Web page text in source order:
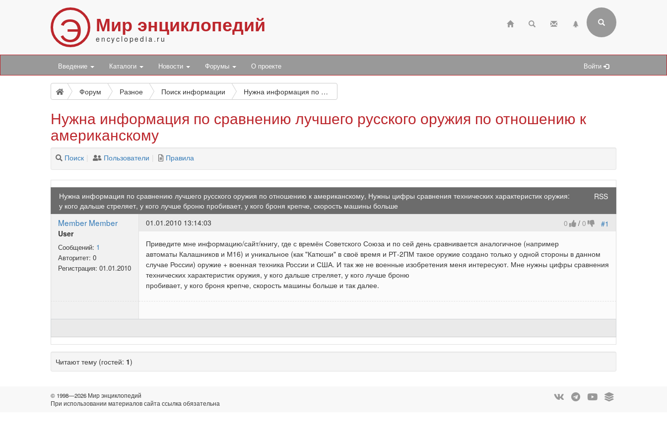
Э Мир энциклопедий
encyclopedia.ru
Введение Каталоги Новости Форумы О проекте Войти
Форум Разное Поиск информации Нужна информация по сравнению лучшего русского оружия по отношению к американскому
Нужна информация по сравнению лучшего русского оружия по отношению к
американскому
Поиск Пользователи Правила
RSS
Нужна информация по сравнению лучшего русского оружия по отношению к американскому, Нужны цифры сравнения технических характеристик оружия:
у кого дальше стреляет, у кого лучше броню пробивает, у кого броня крепче, скорость машины больше
Member Member
User
Сообщений: 1
Авторитет: 0
Регистрация: 01.01.2010
#1
0 / 0
01.01.2010 13:14:03
Приведите мне информацию/сайт/книгу, где с времён Советского Союза и по сей день сравнивается аналогичное (например
автоматы Калашников и М16) и уникальное (как "Катюши" в своё время и РТ-2ПМ такое оружие создано только у одной стороны в данном
случае России) оружие + военная техника России и США. И так же не военные изобретения меня интересуют. Мне нужны цифры сравнения
технических характеристик оружия, у кого дальше стреляет, у кого лучше броню
пробивает, у кого броня крепче, скорость машины больше и так далее.
Читают тему (гостей: 1)
© 1998—2026 Мир энциклопедий
При использовании материалов сайта ссылка обязательна